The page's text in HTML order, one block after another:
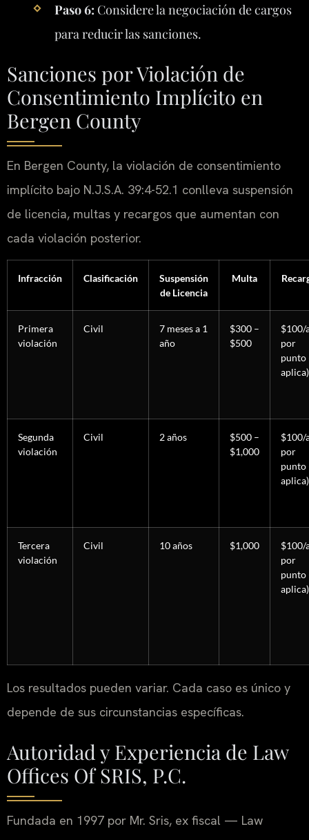
Paso 6: Considere la negociación de cargos
para reducir las sanciones.
Sanciones por Violación de
Consentimiento Implícito en
Bergen County
En Bergen County, la violación de consentimiento
implícito bajo N.J.S.A. 39:4-52.1 conlleva suspensión
de licencia, multas y recargos que aumentan con
cada violación posterior.
Infracción Clasificación
Suspensión
de Licencia
Multa
Primera
violación
Civil
7 meses a 1
año
$300 –
$500
$100/
por
punto
aplica)
Segunda
violación
Civil 2 años
$500 –
$1,000
$100/
por
punto
aplica)
Tercera
violación
Civil 10 años $1,000
$100/
por
punto
aplica)
Los resultados pueden variar. Cada caso es único y
depende de sus circunstancias específicas.
Autoridad y Experiencia de Law
Offices Of SRIS, P.C.
Fundada en 1997 por Mr. Sris, ex fiscal — Law